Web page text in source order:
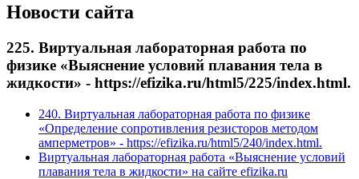
Новости сайта
225. Виртуальная лабораторная работа по
физике «Выяснение условий плавания тела в
жидкости» - https://efizika.ru/html5/225/index.html.
240. Виртуальная лабораторная работа по физике
«Определение сопротивления резисторов методом
амперметров» - https://efizika.ru/html5/240/index.html.
Виртуальная лабораторная работа «Выяснение условий
плавания тела в жидкости» на сайте efizika.ru